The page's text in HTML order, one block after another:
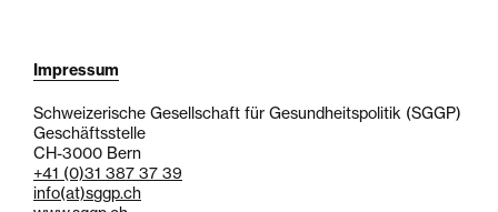
Impressum
Schweizerische Gesellschaft für Gesundheitspolitik (SGGP)
Geschäftsstelle
CH-3000 Bern
+41 (0)31 387 37 39
info(at)sggp.ch